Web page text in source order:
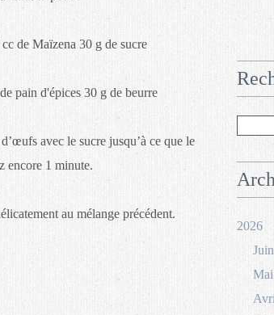
de Maïzena 30 g de sucre
pain d'épices 30 g de beurre
avec le sucre jusqu’à ce que le
encore 1 minute.
au mélange précédent.
2026
Juin
Mai